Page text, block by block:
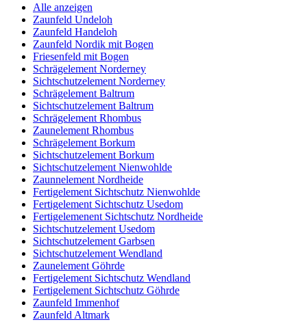
Alle anzeigen
Zaunfeld Undeloh
Zaunfeld Handeloh
Zaunfeld Nordik mit Bogen
Friesenfeld mit Bogen
Schrägelement Norderney
Sichtschutzelement Norderney
Schrägelement Baltrum
Sichtschutzelement Baltrum
Schrägelement Rhombus
Zaunelement Rhombus
Schrägelement Borkum
Sichtschutzelement Borkum
Sichtschutzelement Nienwohlde
Zaunnelement Nordheide
Fertigelement Sichtschutz Nienwohlde
Fertigelement Sichtschutz Usedom
Fertigelemenent Sichtschutz Nordheide
Sichtschutzelement Usedom
Sichtschutzelement Garbsen
Sichtschutzelement Wendland
Zaunelement Göhrde
Fertigelement Sichtschutz Wendland
Fertigelement Sichtschutz Göhrde
Zaunfeld Immenhof
Zaunfeld Altmark